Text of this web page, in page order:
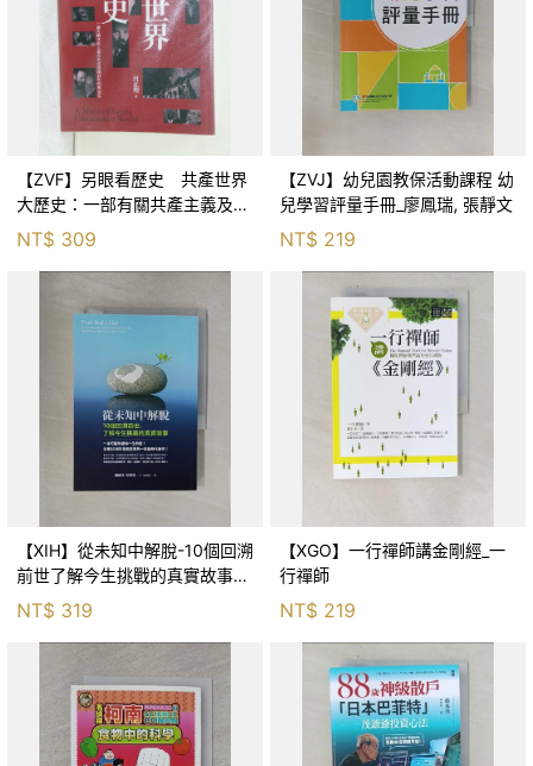
【ZVF】另眼看歷史 共產世界
大歷史：一部有關共產主義及共
產黨兩百年的興衰史_呂正理
NT$ 309
【ZVJ】幼兒園教保活動課程 幼
兒學習評量手冊_廖鳳瑞, 張靜文
NT$ 219
【XIH】從未知中解脫-10個回溯
前世了解今生挑戰的真實故事_
羅伯特．舒
NT$ 319
【XGO】一行禪師講金剛經_一
行禪師
NT$ 219